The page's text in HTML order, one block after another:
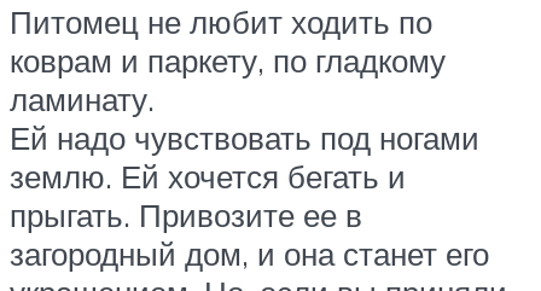
Питомец не любит ходить по
коврам и паркету, по гладкому
ламинату.
Ей надо чувствовать под ногами
землю. Ей хочется бегать и
прыгать. Привозите ее в
загородный дом, и она станет его